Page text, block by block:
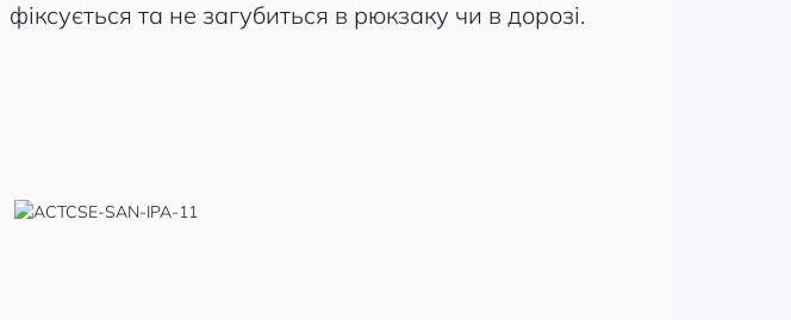
фіксується та не загубиться в рюкзаку чи в дорозі.